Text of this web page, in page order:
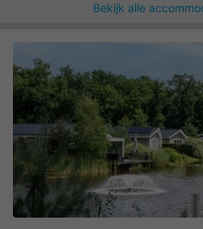
Bekijk alle